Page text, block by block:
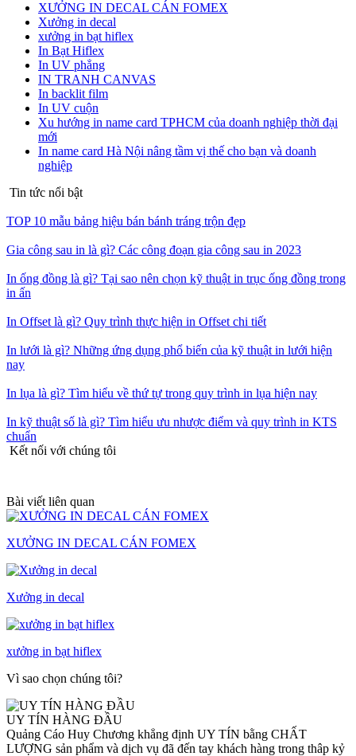
XƯỞNG IN DECAL CÁN FOMEX
Xưởng in decal
xưởng in bạt hiflex
In Bạt Hiflex
In UV phẳng
IN TRANH CANVAS
In backlit film
In UV cuộn
Xu hướng in name card TPHCM của doanh nghiệp thời đại
mới
In name card Hà Nội nâng tầm vị thế cho bạn và doanh
nghiệp
Tin tức nổi bật
TOP 10 mẫu bảng hiệu bán bánh tráng trộn đẹp
Gia công sau in là gì? Các công đoạn gia công sau in 2023
In ống đồng là gì? Tại sao nên chọn kỹ thuật in trục ống đồng trong
in ấn
In Offset là gì? Quy trình thực hiện in Offset chi tiết
In lưới là gì? Những ứng dụng phổ biến của kỹ thuật in lưới hiện
nay
In lụa là gì? Tìm hiểu về thứ tự trong quy trình in lụa hiện nay
In kỹ thuật số là gì? Tìm hiểu ưu nhược điểm và quy trình in KTS
chuẩn
Kết nối với chúng tôi
Bài viết liên quan
XƯỞNG IN DECAL CÁN FOMEX
Xưởng in decal
xưởng in bạt hiflex
Vì sao chọn chúng tôi?
UY TÍN HÀNG ĐẦU
Quảng Cáo Huy Chương khẳng định UY TÍN bằng CHẤT
LƯỢNG sản phẩm và dịch vụ đã đến tay khách hàng trong thâp kỷ